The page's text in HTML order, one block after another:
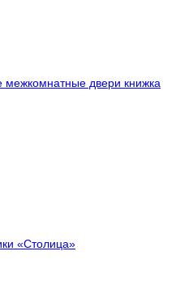
межкомнатные двери книжка
«Столица»